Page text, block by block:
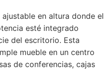
en altura donde el
esté integrado
del escritorio. Esta
mueble en un centro
de conferencias, cajas